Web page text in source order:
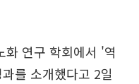
화 연구 학회에서 '역
를 소개했다고 2일